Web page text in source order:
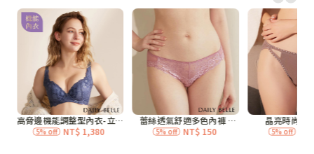
7-11付款取貨
每筆NT$70，滿NT$3,000(含以上)免運費
付款後7-11取貨
每筆NT$70，滿NT$3,000(含以上)免運費
宅配
每筆NT$120，滿NT$3,000(含以上)免運費